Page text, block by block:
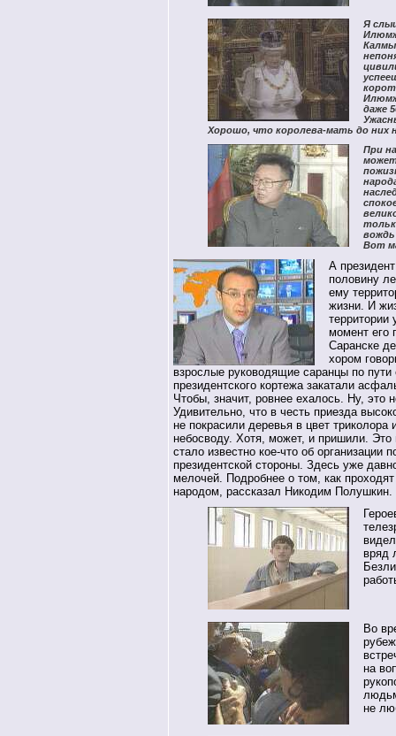
Я
даже
Хорошо, что королева-мать до них
При
Вот
А
половину
ему
жизни. И
территории
момент его
Саранске
хором
взрослые руководящие саранцы по пути
президентского кортежа закатали
Чтобы, значит, ровнее ехалось. Ну, это
Удивительно, что в честь приезда
не покрасили деревья в цвет триколора
небосводу. Хотя, может, и пришили. Это
стало известно кое-что об организации
президентской стороны. Здесь уже
мелочей. Подробнее о том, как проходят
народом, рассказал Никодим Полушкин.
вряд
Во
на
не